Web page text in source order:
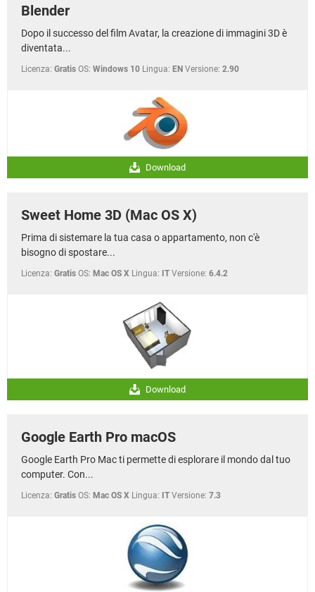
Blender
Dopo il successo del film Avatar, la creazione di immagini 3D è
diventata...
Licenza: Gratis OS: Windows 10 Lingua: EN Versione: 2.90
Download
Sweet Home 3D (Mac OS X)
Prima di sistemare la tua casa o appartamento, non c'è
bisogno di spostare...
Licenza: Gratis OS: Mac OS X Lingua: IT Versione: 6.4.2
Download
Google Earth Pro macOS
Google Earth Pro Mac ti permette di esplorare il mondo dal tuo
computer. Con...
Licenza: Gratis OS: Mac OS X Lingua: IT Versione: 7.3